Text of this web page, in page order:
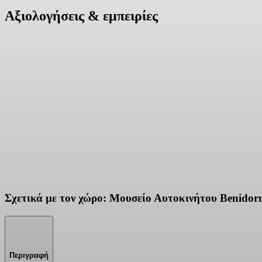
Αξιολογήσεις & εμπειρίες
Σχετικά με τον χώρο: Μουσείο Αυτοκινήτου
Περιγραφή